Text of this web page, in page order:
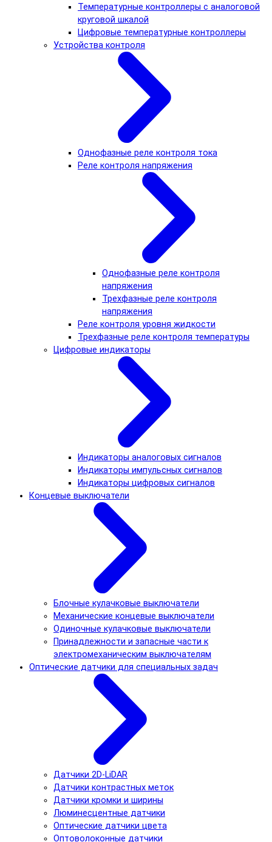
Температурные контроллеры с аналоговой
круговой шкалой
Цифровые температурные контроллеры
Устройства контроля
Однофазные реле контроля тока
Реле контроля напряжения
Однофазные реле контроля
напряжения
Трехфазные реле контроля
напряжения
Реле контроля уровня жидкости
Трехфазные реле контроля температуры
Цифровые индикаторы
Индикаторы аналоговых сигналов
Индикаторы импульсных сигналов
Индикаторы цифровых сигналов
Концевые выключатели
Блочные кулачковые выключатели
Механические концевые выключатели
Одиночные кулачковые выключатели
Принадлежности и запасные части к
электромеханическим выключателям
Оптические датчики для специальных задач
Датчики 2D-LiDAR
Датчики контрастных меток
Датчики кромки и ширины
Люминесцентные датчики
Оптические датчики цвета
Оптоволоконные датчики